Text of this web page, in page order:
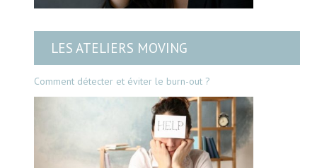
LES ATELIERS MOVING
Comment détecter et éviter le burn-out ?